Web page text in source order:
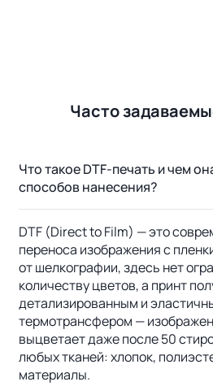
Часто
Что такое DTF-печать и чем
способов нанесения?
DTF (Direct to Film) — это
переноса изображения с
от шелкографии, здесь нет
количеству цветов, а принт
детализированным и
термотрансфером —
выцветает даже после 50
любых тканей: хлопок,
материалы.